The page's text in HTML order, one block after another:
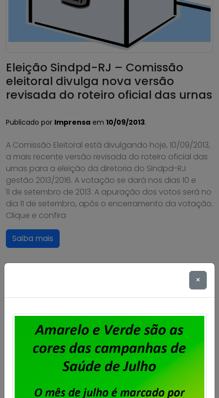
Eleição Sindpd-RJ – Comissão
eleitoral divulga nova versão
revisada do roteiro oficial das urnas
Publicado por Imprensa em 10/09/2013.
A Comissão Eleitoral está divulgando hoje, 10/09/2013,
a mais recente versão revisada do roteiro oficial das
urnas para a eleição da diretoria do Sindpd-RJ
gestão 2013/2016. A votação se dará nos dias 10 e
11 de setembro de 2013. A apuração dos votos será no
dia 11 de setembro, após o encerramento da votação.
Clique e confira
Saiba mais
×